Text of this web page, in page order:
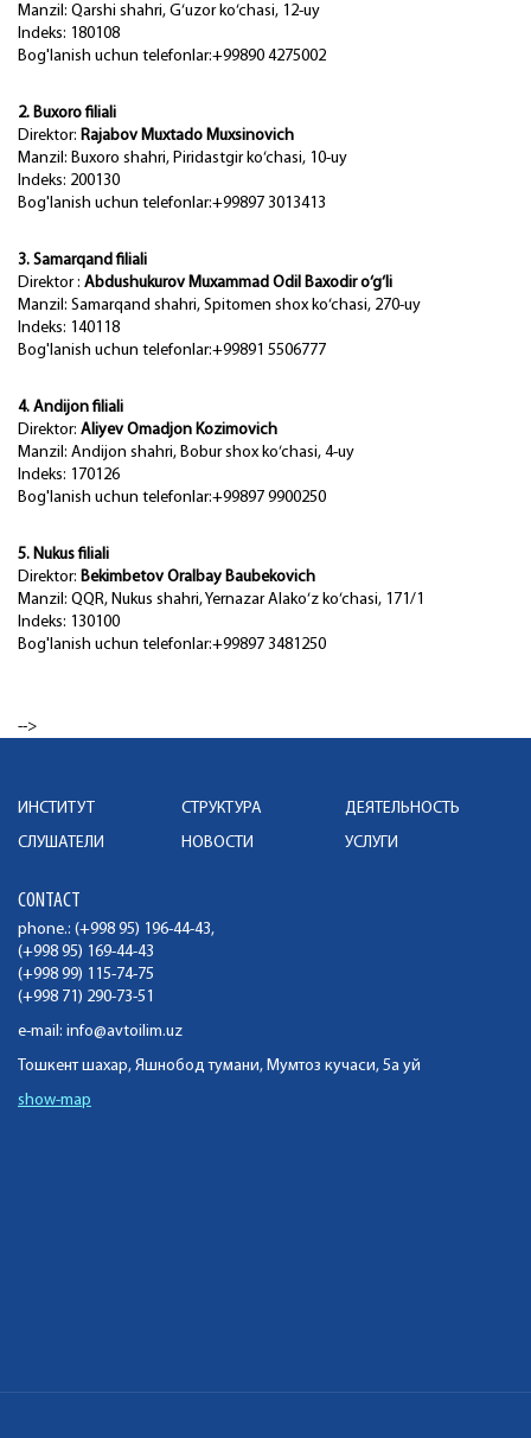
Manzil: Qarshi shahri, G‘uzor ko‘chasi, 12-uy
Indeks: 180108
Bog'lanish uchun telefonlar:+99890 4275002
2. Buxoro filiali
Direktor: Rajabov Muxtado Muxsinovich
Manzil: Buxoro shahri, Piridastgir ko‘chasi, 10-uy
Indeks: 200130
Bog'lanish uchun telefonlar:+99897 3013413
3. Samarqand filiali
Direktor : Abdushukurov Muxammad Odil Baxodir o‘g‘li
Manzil: Samarqand shahri, Spitomen shox ko‘chasi, 270-uy
Indeks: 140118
Bog'lanish uchun telefonlar:+99891 5506777
4. Andijon filiali
Direktor: Aliyev Omadjon Kozimovich
Manzil: Andijon shahri, Bobur shox ko‘chasi, 4-uy
Indeks: 170126
Bog'lanish uchun telefonlar:+99897 9900250
5. Nukus filiali
Direktor: Bekimbetov Oralbay Baubekovich
Manzil: QQR, Nukus shahri, Yernazar Alako‘z ko‘chasi, 171/1
Indeks: 130100
Bog'lanish uchun telefonlar:+99897 3481250
-->
ИНСТИТУТ СТРУКТУРА
ДЕЯТЕЛЬНОСТЬ
СЛУШАТЕЛИ
НОВОСТИ УСЛУГИ
CONTACT
phone.: (+998 95) 196-44-43,
(+998 95) 169-44-43
(+998 99) 115-74-75
(+998 71) 290-73-51
e-mail: info@avtoilim.uz
Тошкент шахар, Яшнобод тумани, Мумтоз кучаси, 5а уй
show-map